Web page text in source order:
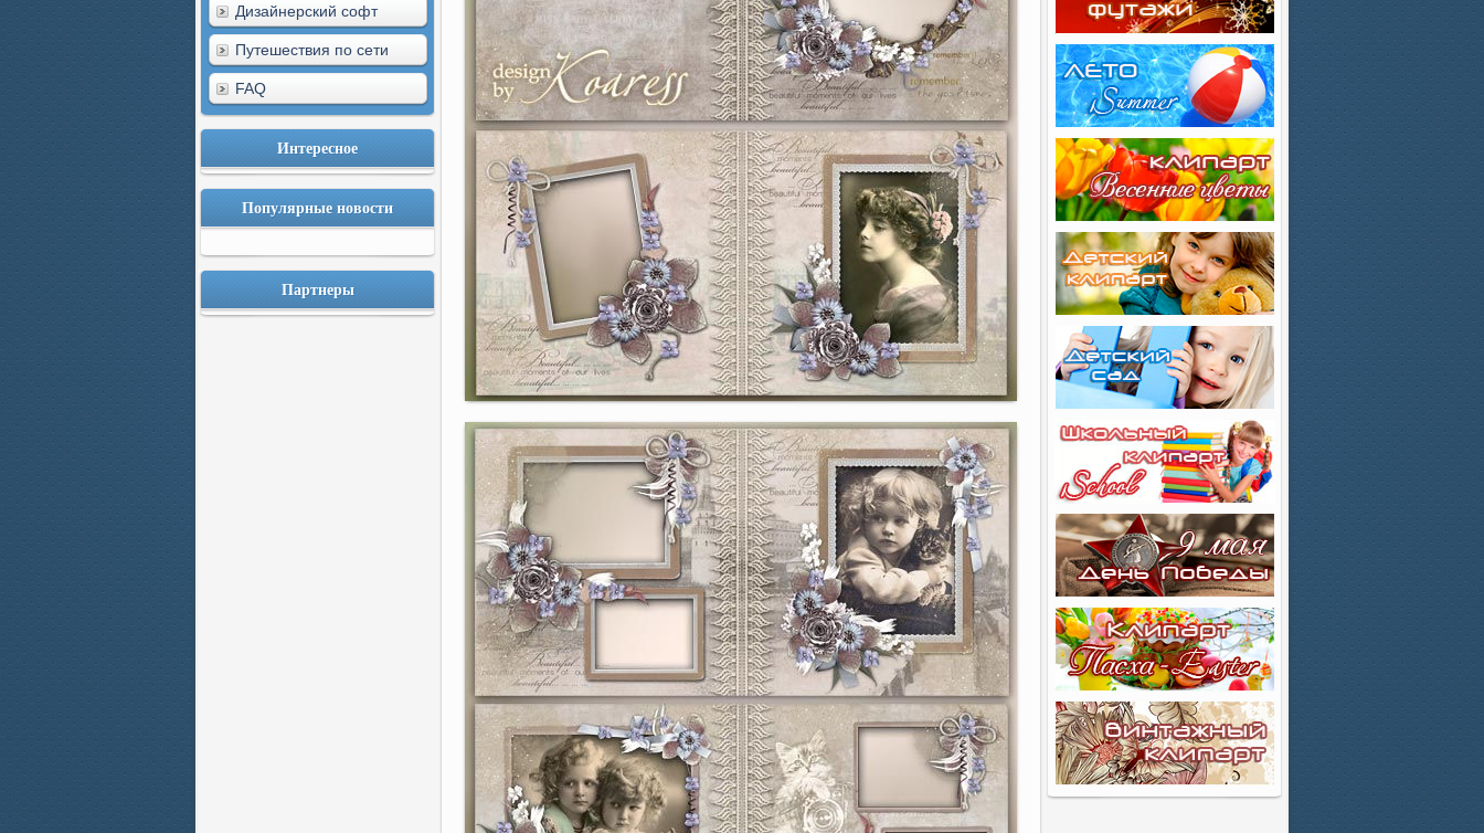
Дизайнерский софт
Путешествия по сети
FAQ
Интересное
Популярные новости
Партнеры